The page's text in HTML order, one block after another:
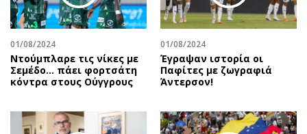
01/08/2024
Ντούμπλαρε τις νίκες με
Σεμέδο… πάει φορτσάτη
κόντρα στους Ούγγρους
01/08/2024
Έγραψαν ιστορία οι
Παφίτες με ζωγραφιά
Άντερσον!